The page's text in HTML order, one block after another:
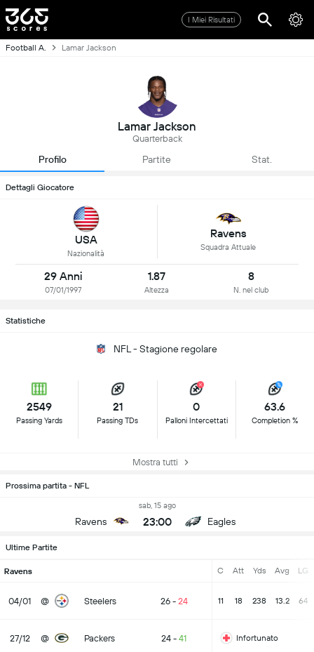
I Miei Risultati
Football A. Lamar Jackson
Lamar Jackson
Quarterback
Profilo Partite Stat.
Dettagli Giocatore
USA
Nazionalità
Ravens
Squadra Attuale
29 Anni
07/01/1997
1.87
Altezza
8
N. nel club
Statistiche
NFL - Stagione regolare
2549
Passing Yards
21
Passing TDs
0
Palloni Intercettati
63.6
Completion %
Mostra tutti
Prossima partita - NFL
Ravens
sab, 15 ago
23:00 Eagles
Ultime Partite
Ravens C Att Yds Avg LG
04/01 @ Steelers 26- 24 11 18 238 13.2 64
27/12 @ Packers 24 - 41 Infortunato